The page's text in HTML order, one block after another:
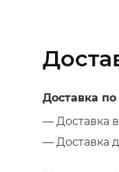
Доставка
— Доставка
— Доставка